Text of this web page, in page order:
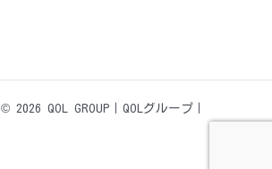
QOL GROUP｜QOLグループ｜